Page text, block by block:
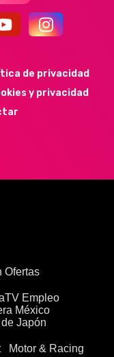
352
de privacidad
y privacidad
Ofertas
Empleo
México
Japón
Motor & Racing